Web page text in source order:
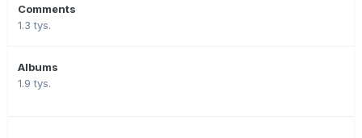
Comments
1.3 tys.
Albums
1.9 tys.